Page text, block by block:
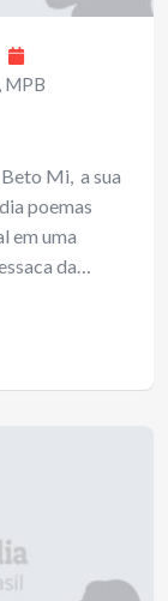
, MPB
Mi, a sua
poemas
em uma
da…